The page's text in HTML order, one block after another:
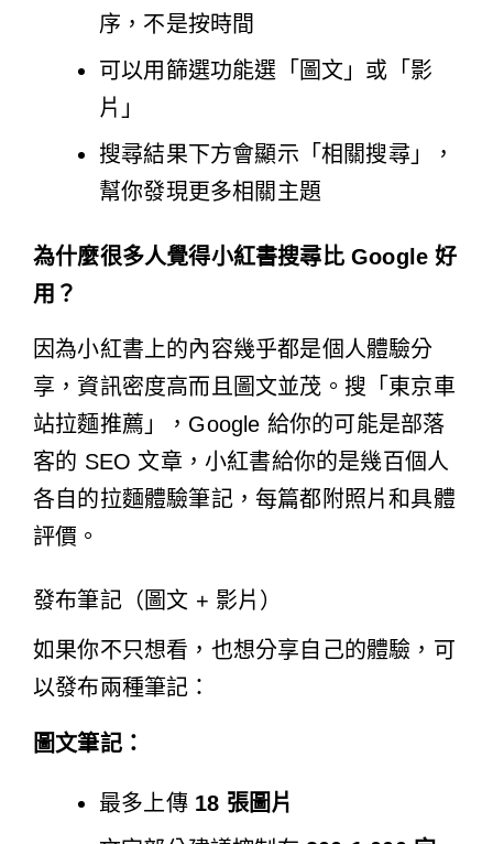
序，不是按時間
可以用篩選功能選「圖文」或「影
片」
搜尋結果下方會顯示「相關搜尋」，
幫你發現更多相關主題
為什麼很多人覺得小紅書搜尋比 Google 好
用？
因為小紅書上的內容幾乎都是個人體驗分
享，資訊密度高而且圖文並茂。搜「東京車
站拉麵推薦」，Google 給你的可能是部落
客的 SEO 文章，小紅書給你的是幾百個人
各自的拉麵體驗筆記，每篇都附照片和具體
評價。
發布筆記（圖文 + 影片）
如果你不只想看，也想分享自己的體驗，可
以發布兩種筆記：
圖文筆記：
最多上傳 18 張圖片